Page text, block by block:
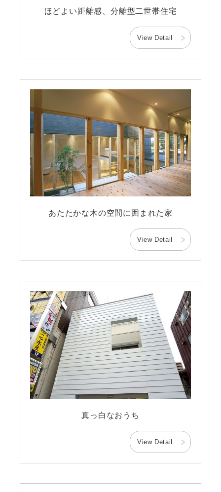
ほどよい距離感、分離型二世帯住宅
View Detail
あたたかな木の空間に囲まれた家
View Detail
真っ白なおうち
View Detail